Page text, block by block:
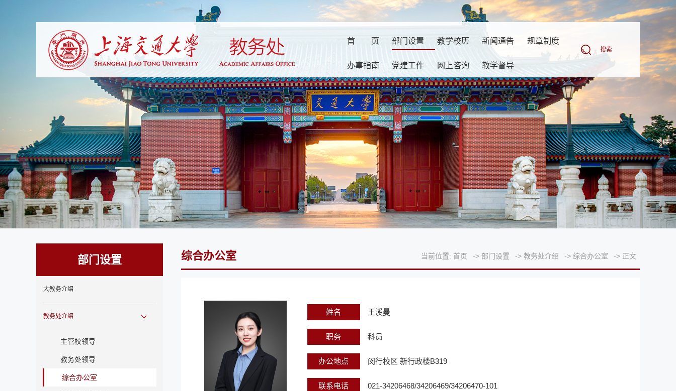
首 页 部门设置 教学校历 新闻通告 规章制度
办事指南 党建工作 网上咨询 教学督导
搜索
部门设置
大教务介绍
教务处介绍
主管校领导
教务处领导
综合办公室
综合办公室 当前位置: 首页 -> 部门设置 -> 教务处介绍 -> 综合办公室 -> 正文
姓名 王溪曼
职务 科员
办公地点 闵行校区 新行政楼B319
联系电话 021-34206468/34206469/34206470-101